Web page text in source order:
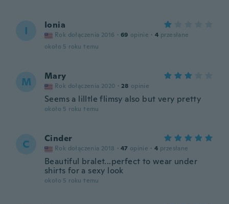
I Ionia
Rok dołączenia 2016 · 69 opinie · 4 przesłane
około 5 roku temu
M Mary
Rok dołączenia 2020 · 28 opinie
Seems a lilltle flimsy also but very pretty
około 5 roku temu
C Cinder
Rok dołączenia 2018 · 47 opinie · 4 przesłane
Beautiful bralet...perfect to wear under
shirts for a sexy look
około 5 roku temu